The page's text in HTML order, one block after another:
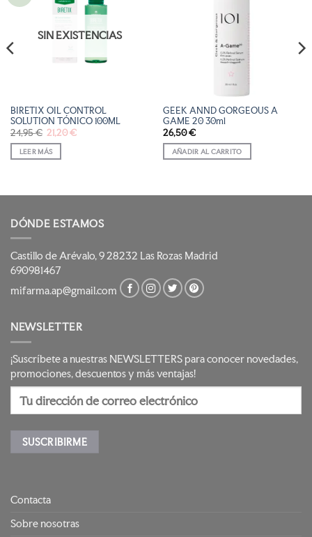
DESEOS
SIN EXISTENCIAS
BIRETIX OIL CONTROL
SOLUTION TÓNICO 100ML
24,95€ El
precio
original
era:
24,95 €.
21,20€El
LEER MÁS
GEEK ANND GORGEOUS A
GAME 20 30ml
26,50€
AÑADIR AL CARRITO
DÓNDE ESTAMOS
Castillo de Arévalo, 9 28232 Las Rozas Madrid
690981467
mifarma.ap@gmail.com
NEWSLETTER
¡Suscríbete a nuestras NEWSLETTERS para conocer novedades,
promociones, descuentos y más ventajas!
Contacta
Sobre nosotras